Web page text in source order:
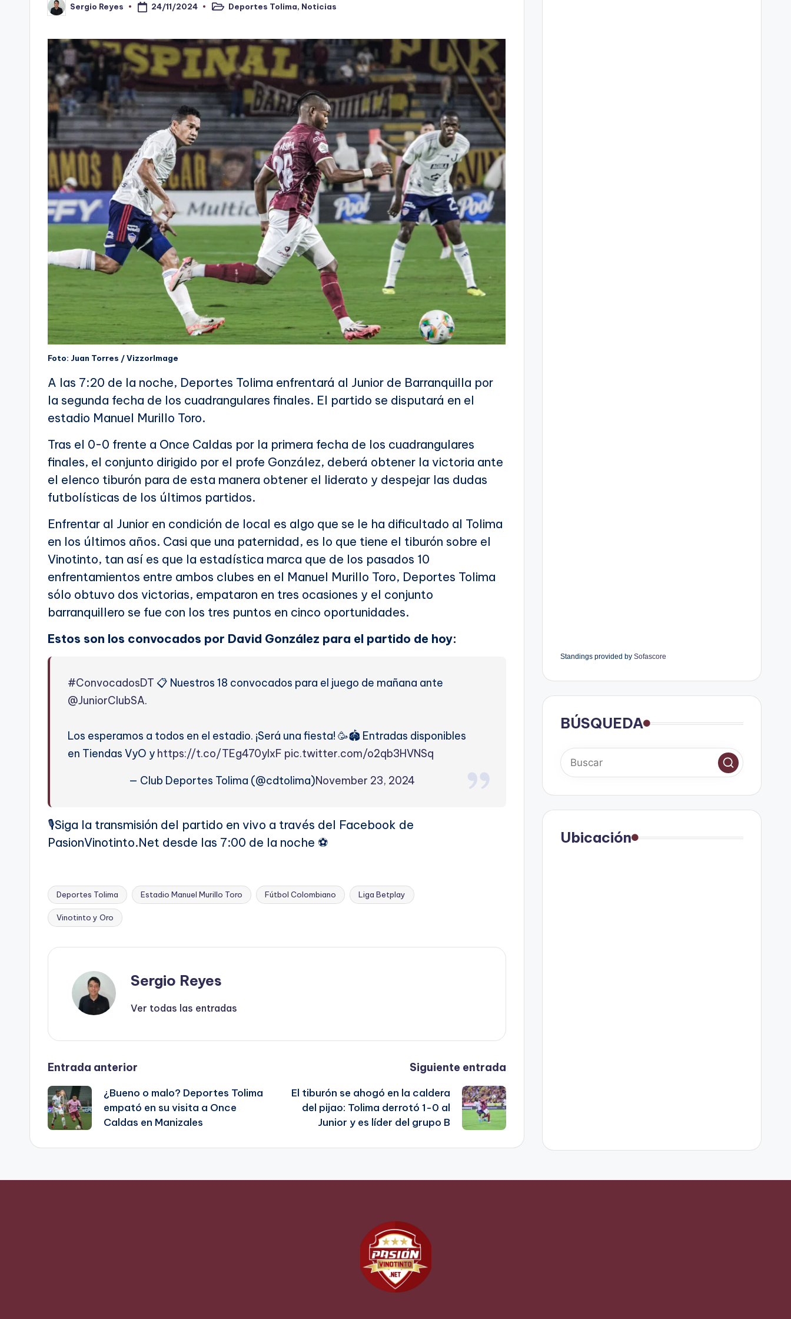
ti
Publicado
por
Sergio Reyes 24/11/2024
Publicado
Deportes Tolima, Noticias
Foto: Juan Torres / VizzorImage
A las 7:20 de la noche, Deportes Tolima enfrentará al Junior de Barranquilla por
la segunda fecha de los cuadrangulares finales. El partido se disputará en el
estadio Manuel Murillo Toro.
Tras el 0-0 frente a Once Caldas por la primera fecha de los cuadrangulares
finales, el conjunto dirigido por el profe González, deberá obtener la victoria ante
el elenco tiburón para de esta manera obtener el liderato y despejar las dudas
futbolísticas de los últimos partidos.
Enfrentar al Junior en condición de local es algo que se le ha dificultado al Tolima
en los últimos años. Casi que una paternidad, es lo que tiene el tiburón sobre el
Vinotinto, tan así es que la estadística marca que de los pasados 10
enfrentamientos entre ambos clubes en el Manuel Murillo Toro, Deportes Tolima
sólo obtuvo dos victorias, empataron en tres ocasiones y el conjunto
barranquillero se fue con los tres puntos en cinco oportunidades.
Estos son los convocados por David González para el partido de hoy:
#ConvocadosDT 📋 Nuestros 18 convocados para el juego de mañana ante
@JuniorClubSA.
Los esperamos a todos en el estadio. ¡Será una fiesta! 🥳🏟️ Entradas disponibles
en Tiendas VyO y https://t.co/TEg470ylxF pic.twitter.com/o2qb3HVNSq
— Club Deportes Tolima (@cdtolima)November 23, 2024
🎙️Siga la transmisión del partido en vivo a través del Facebook de
PasionVinotinto.Net desde las 7:00 de la noche ⚽
Etiquetas:
Deportes Tolima Estadio Manuel Murillo Toro Fútbol Colombiano Liga Betplay
Vinotinto y Oro
Sergio Reyes
Ver todas las entradas
Navegación
de
entradas
Entrada anterior
¿Bueno o malo? Deportes Tolima
empató en su visita a Once
Caldas en Manizales
Siguiente entrada
El tiburón se ahogó en la caldera
del pijao: Tolima derrotó 1-0 al
Junior y es líder del grupo B
Standings provided by Sofascore
BÚSQUEDA
Ubicación